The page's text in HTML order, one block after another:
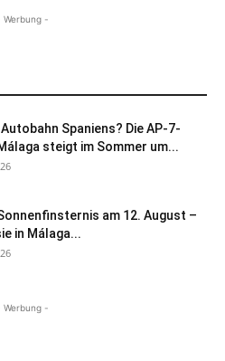
Werbung -
Spaniens? Die AP-7-
steigt im Sommer um...
am 12. August –
in Málaga...
Werbung -